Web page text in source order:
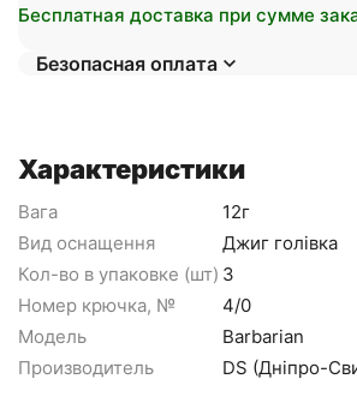
Бесплатная доставка при сумме
Безопасная оплата
Характеристики
Вага
12г
Вид оснащення
Джиг голівка
Кол-во в упаковке (шт) 3
Номер крючка, №
4/0
Модель
Barbarian
Производитель
DS (Дніпро-